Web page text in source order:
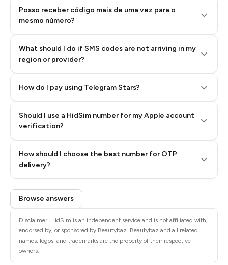
Posso receber código mais de uma vez para o
mesmo número?
What should I do if SMS codes are not arriving in my
region or provider?
How do I pay using Telegram Stars?
Step 3: Pay our bot with Stars
Should I use a HidSim number for my Apple account
verification?
How should I choose the best number for OTP
delivery?
Quality High To Low
Price High To
Low
Browse answers
Disclaimer: HidSim is an independent service and is not affiliated with,
endorsed by, or sponsored by Beautybaz. Beautybaz and all related
names, logos, and trademarks are the property of their respective
owners.